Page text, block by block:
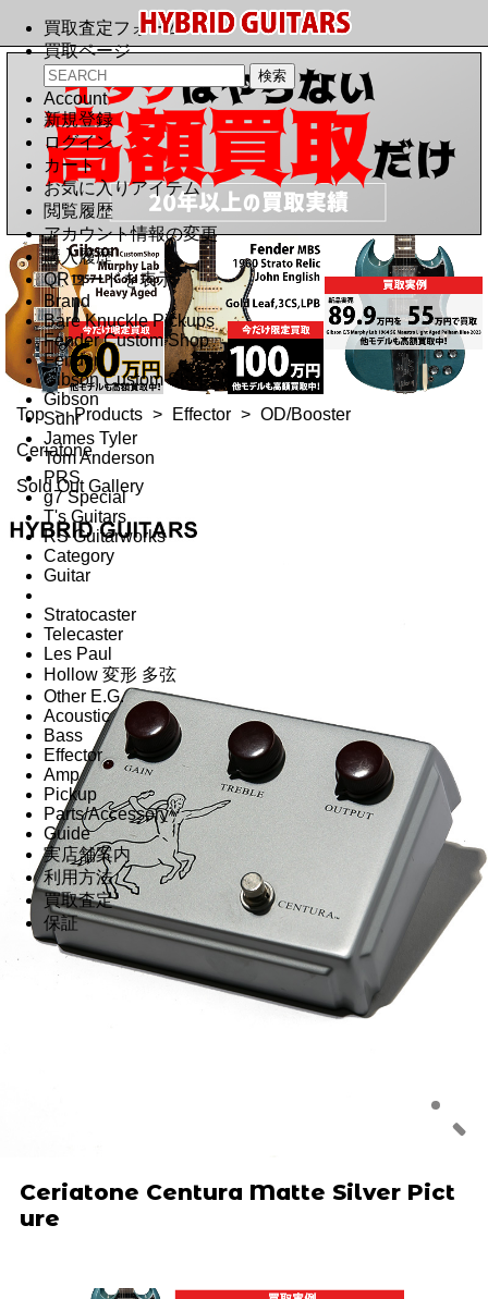
買取査定フォーム
買取ページ
Account
新規登録
ログイン
カート
お気に入りアイテム
閲覧履歴
アカウント情報の変更
購入履歴
QRコードを表示
Brand
Bare Knuckle Pickups
Fender Custom Shop
Fender
Gibson Custom Shop
Gibson
Suhr
James Tyler
Tom Anderson
PRS
g7 Special
T's Guitars
RS Guitarworks
Category
Guitar
Stratocaster
Telecaster
Les Paul
Hollow 変形 多弦
Other E.G.
Acoustic
Bass
Effector
Amp
Pickup
Parts/Accessory
Guide
実店舗案内
利用方法
買取査定
保証
Top > Products > Effector > OD/Booster
Ceriatone
Sold Out Gallery
Ceriatone Centura Matte Silver Pict
ure